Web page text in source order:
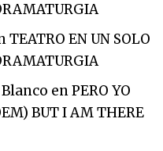
TEATRO EN UN SOLO
enPERO YO
BUT I AM THERE